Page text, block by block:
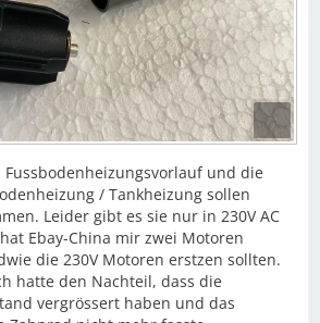
und die
/ Tankheizung sollen
Leider gibt es sie nur in 230V AC
Ebay-China mir zwei Motoren
die 230V Motoren erstzen sollten.
hatte den Nachteil, dass die
vergrössert haben und das